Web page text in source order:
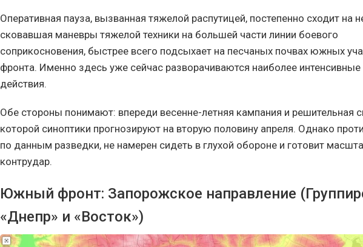
Оперативная пауза, вызванная тяжелой распутицей, постепенно сходит на
сковавшая маневры тяжелой техники на большей части линии боевого
соприкосновения, быстрее всего подсыхает на песчаных почвах южных
фронта. Именно здесь уже сейчас разворачиваются наиболее
действия.
Обе стороны понимают: впереди весенне-летняя кампания и решительная
которой синоптики прогнозируют на вторую половину апреля. Однако
по данным разведки, не намерен сидеть в глухой обороне и готовит
контрудар.
Южный фронт: Запорожское направление
«Днепр» и «Восток»)